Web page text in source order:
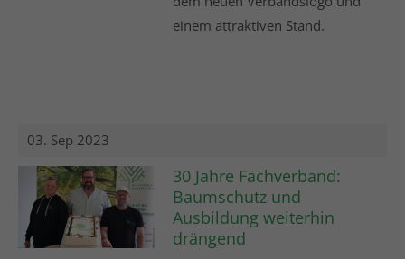
einem attraktiven Stand.
03. Sep 2023
30 Jahre Fachverband:
Baumschutz und
Ausbildung weiterhin
drängend